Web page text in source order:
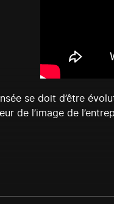
se doit d’être
de l’image de